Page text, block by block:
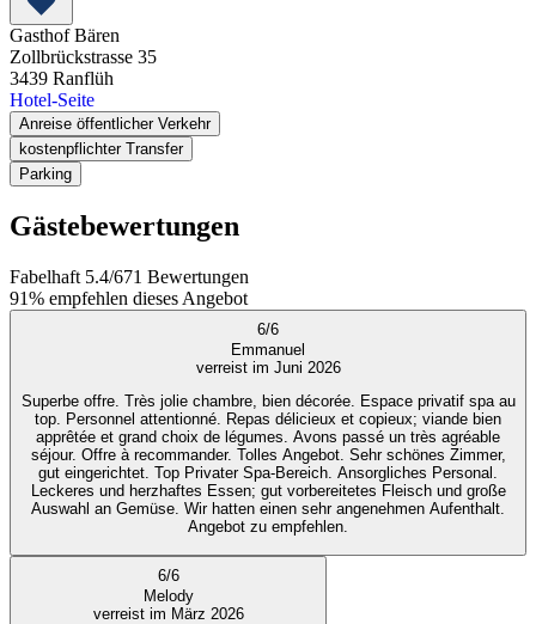
Gasthof Bären
Zollbrückstrasse 35
3439 Ranflüh
Hotel-Seite
Anreise öffentlicher Verkehr
kostenpflichter Transfer
Parking
Gästebewertungen
Fabelhaft 5.4/671 Bewertungen
91% empfehlen dieses Angebot
6/6
Emmanuel
verreist im Juni 2026
Superbe offre. Très jolie chambre, bien décorée. Espace privatif spa au
top. Personnel attentionné. Repas délicieux et copieux; viande bien
apprêtée et grand choix de légumes. Avons passé un très agréable
séjour. Offre à recommander. Tolles Angebot. Sehr schönes Zimmer,
gut eingerichtet. Top Privater Spa-Bereich. Ansorgliches Personal.
Leckeres und herzhaftes Essen; gut vorbereitetes Fleisch und große
Auswahl an Gemüse. Wir hatten einen sehr angenehmen Aufenthalt.
Angebot zu empfehlen.
6/6
Melody
verreist im März 2026